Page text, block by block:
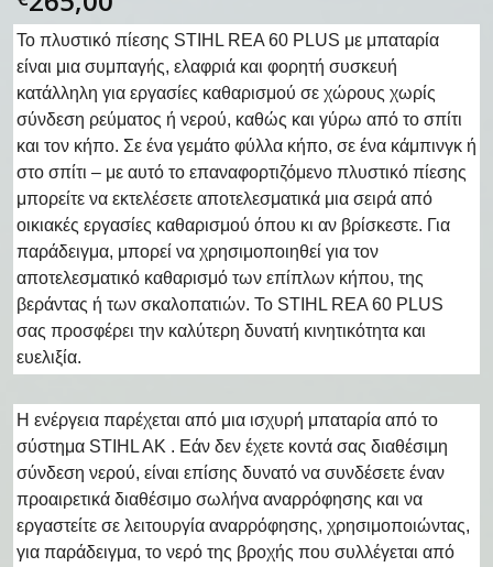
Το πλυστικό πίεσης STIHL REA 60 PLUS με μπαταρία
είναι μια συμπαγής, ελαφριά και φορητή συσκευή
κατάλληλη για εργασίες καθαρισμού σε χώρους χωρίς
σύνδεση ρεύματος ή νερού, καθώς και γύρω από το σπίτι
και τον κήπο. Σε ένα γεμάτο φύλλα κήπο, σε ένα κάμπινγκ ή
στο σπίτι – με αυτό το επαναφορτιζόμενο πλυστικό πίεσης
μπορείτε να εκτελέσετε αποτελεσματικά μια σειρά από
οικιακές εργασίες καθαρισμού όπου κι αν βρίσκεστε. Για
παράδειγμα, μπορεί να χρησιμοποιηθεί για τον
αποτελεσματικό καθαρισμό των επίπλων κήπου, της
βεράντας ή των σκαλοπατιών. Το STIHL REA 60 PLUS
σας προσφέρει την καλύτερη δυνατή κινητικότητα και
ευελιξία.
Η ενέργεια παρέχεται από μια ισχυρή μπαταρία από το
σύστημα STIHL AK . Εάν δεν έχετε κοντά σας διαθέσιμη
σύνδεση νερού, είναι επίσης δυνατό να συνδέσετε έναν
προαιρετικά διαθέσιμο σωλήνα αναρρόφησης και να
εργαστείτε σε λειτουργία αναρρόφησης, χρησιμοποιώντας,
για παράδειγμα, το νερό της βροχής που συλλέγεται από